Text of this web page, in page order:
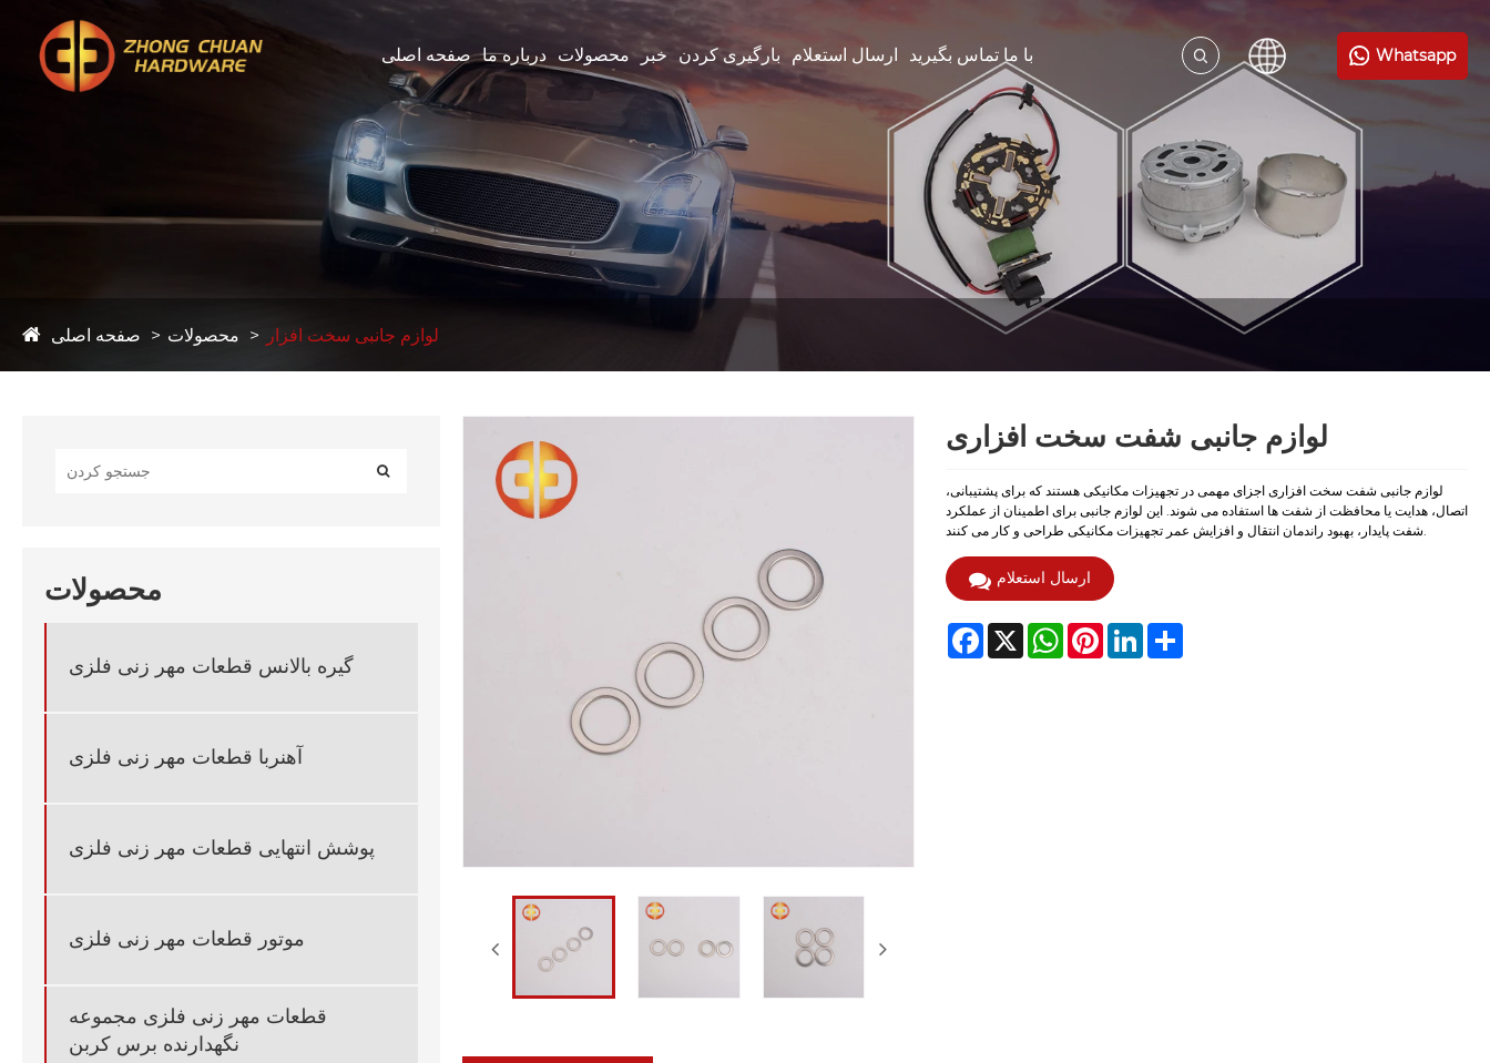
صفحه اصلی درباره ما محصولات خبر بارگیری کردن ارسال استعلام با ما تماس بگیرید Whatsapp
صفحه اصلی محصولات لوازم جانبی سخت افزار
محصولات
گیره بالانس قطعات مهر زنی فلزی
آهنربا قطعات مهر زنی فلزی
پوشش انتهایی قطعات مهر زنی فلزی
موتور قطعات مهر زنی فلزی
قطعات مهر زنی فلزی مجموعه
نگهدارنده برس کربن
لوازم جانبی شفت سخت افزاری
لوازم جانبی شفت سخت افزاری اجزای مهمی در تجهیزات مکانیکی هستند که برای پشتیبانی،
اتصال، هدایت یا محافظت از شفت ها استفاده می شوند. این لوازم جانبی برای اطمینان از عملکرد
ارسال استعلام
Facebook
X WhatsAppPinterestLinkedInShare